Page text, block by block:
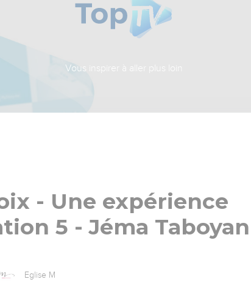
Vous inspirer à aller plus loin
- Une expérience
5 - Jéma Taboyan
Eglise M